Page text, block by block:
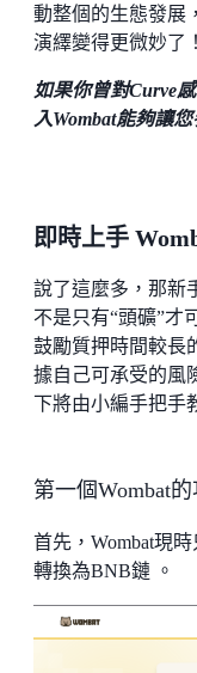
動整個的生態發展
演繹變得更微妙了！
如果你曾對Curve
入Wombat能夠讓您
即時上手
說了這麼多，那新
不是只有“頭礦”才
鼓勵質押時間較長
據自己可承受的風
下將由小編手把手
第一個Wombat
首先，Wombat現
轉換為BNB鏈 。